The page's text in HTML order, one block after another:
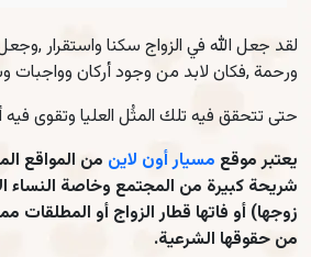
لقد جعل الله في الزواج سكنا واستقرار
ورحمة ,فكان لابد من وجود أركان وواجبات
حتى تتحقق فيه تلك المثُل العليا وتقوى فيه
يعتبر موقع مسيار أون لاين من المواقع
شريحة كبيرة من المجتمع وخاصة النساء
زوجها) أو فاتها قطار الزواج أو
من حقوقها الشرعية.